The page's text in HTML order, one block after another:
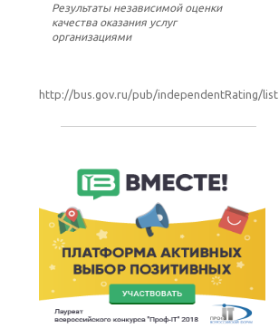
Результаты независимой оценки
качества оказания услуг
организациями
http://bus.gov.ru/pub/independentRating/list